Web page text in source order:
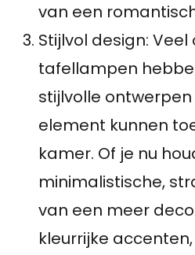
van een
Stijlvol design:
tafellampen
stijlvolle
element kunnen
kamer. Of je nu
minimalistische,
van een meer
kleurrijke